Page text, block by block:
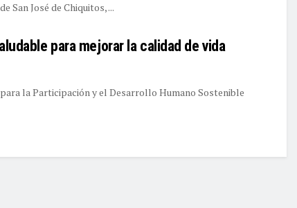
San José de Chiquitos, ...
para mejorar la calidad de vida
la Participación y el Desarrollo Humano Sostenible